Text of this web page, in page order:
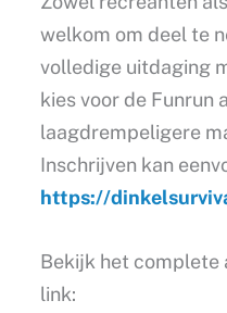
welkom om deel te
volledige uitdaging
kies voor de Funrun
laagdrempeligere
Inschrijven kan
https://
Bekijk het complete
link: